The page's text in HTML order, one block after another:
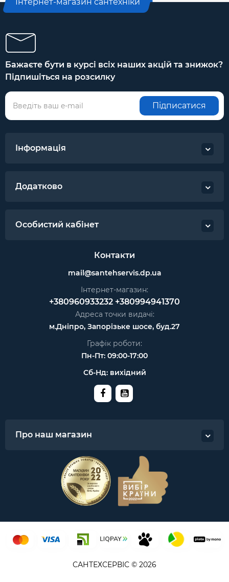
Інтернет-магазин сантехніки
Бажаєте бути в курсі всіх наших акцій та знижок?
Підпишіться на розсилку
Підписатися
Інформація
Додатково
Особистий кабінет
Контакти
mail@santehservis.dp.ua
Інтернет-магазин:
+380960933232 +380994941370
Адреса точки видачі:
м.Дніпро, Запорізьке шосе, буд.27
Графік роботи:
Пн-Пт: 09:00-17:00
Сб-Нд: вихідний
Про наш магазин
САНТЕХСЕРВІС © 2026